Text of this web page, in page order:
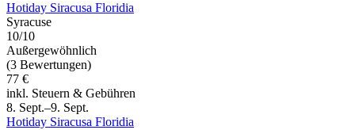
Hotiday Siracusa Floridia
Syracuse
10/10
Außergewöhnlich
(3 Bewertungen)
77 €
inkl. Steuern & Gebühren
8. Sept.–9. Sept.
Hotiday Siracusa Floridia